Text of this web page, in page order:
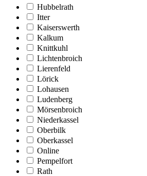
Hubbelrath
Itter
Kaiserswerth
Kalkum
Knittkuhl
Lichtenbroich
Lierenfeld
Lörick
Lohausen
Ludenberg
Mörsenbroich
Niederkassel
Oberbilk
Oberkassel
Online
Pempelfort
Rath